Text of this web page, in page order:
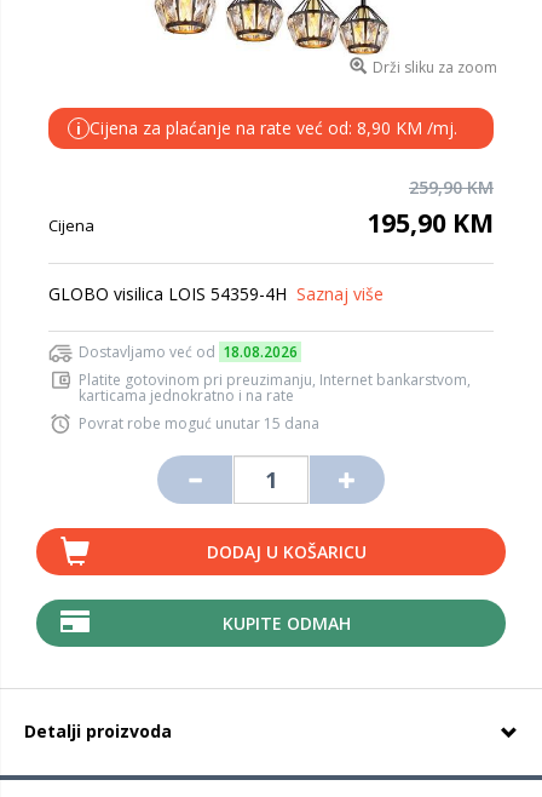
Drži sliku za zoom
i Cijena za plaćanje na rate već od: 8,90 KM /mj.
259,90 KM
Cijena 195,90 KM
GLOBO visilica LOIS 54359-4H Saznaj više
Dostavljamo već od 18.08.2026
Platite gotovinom pri preuzimanju, Internet bankarstvom,
karticama jednokratno i na rate
Povrat robe moguć unutar 15 dana
DODAJ U KOŠARICU
KUPITE ODMAH
Detalji proizvoda